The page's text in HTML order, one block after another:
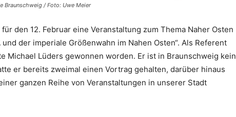
Braunschweig / Foto: Uwe Meier
den 12. Februar eine Veranstaltung zum Thema Naher Osten
der imperiale Größenwahn im Nahen Osten“. Als Referent
Michael Lüders gewonnen worden. Er ist in Braunschweig kein
er bereits zweimal einen Vortrag gehalten, darüber hinaus
ganzen Reihe von Veranstaltungen in unserer Stadt